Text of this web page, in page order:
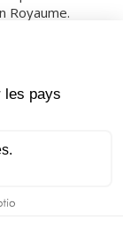
Royaume.
lui la grâce